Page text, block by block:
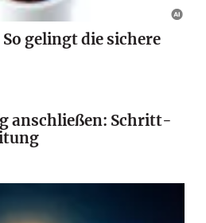
gelingt die sichere
anschließen: Schritt-